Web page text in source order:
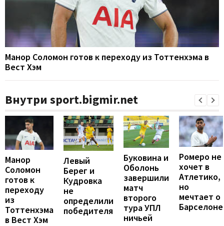
Манор Соломон готов к переходу из Тоттенхэма в
Вест Хэм
Внутри sport.bigmir.net
Манор
Соломон
готов к
переходу
из
Тоттенхэма
в Вест Хэм
Левый
Берег и
Кудровка
не
определили
победителя
Буковина и
Оболонь
завершили
матч
второго
тура УПЛ
ничьей
Ромеро не
хочет в
Атлетико,
но
мечтает о
Барселоне